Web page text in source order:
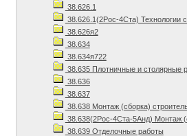
38.626.1
38.626.1(2Рос-4Ста) Технологии
38.626я2
38.634
38.634я722
38.635 Плотничные и столярные
38.636
38.637
38.638 Монтаж (сборка)
38.638(2Рос-4Ста-5Анд) Монтаж
38.639 Отделочные работы